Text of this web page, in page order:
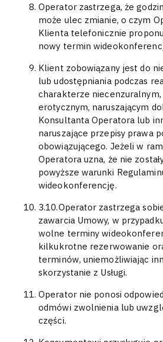
Operator zastrzega, że
może ulec zmianie, o czym
Klienta telefonicznie
nowy termin
Klient zobowiązany jest do
lub udostępniania podczas
charakterze niecenzuralnym,
erotycznym, naruszającym
Konsultanta Operatora lub
naruszające przepisy prawa
obowiązującego. Jeżeli w
Operatora uzna, że nie
powyższe warunki
wideokonferencję.
3.10.Operator zastrzega
zawarcia Umowy, w
wolne terminy
kilkukrotne rezerwowanie
terminów, uniemożliwiając
skorzystanie z Usługi.
Operator nie ponosi
odmówi zwolnienia lub
części.